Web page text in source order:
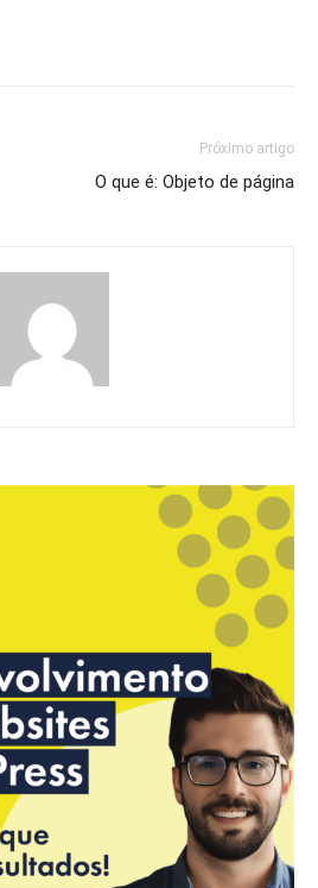
Próximo artigo
O que é: Objeto de página